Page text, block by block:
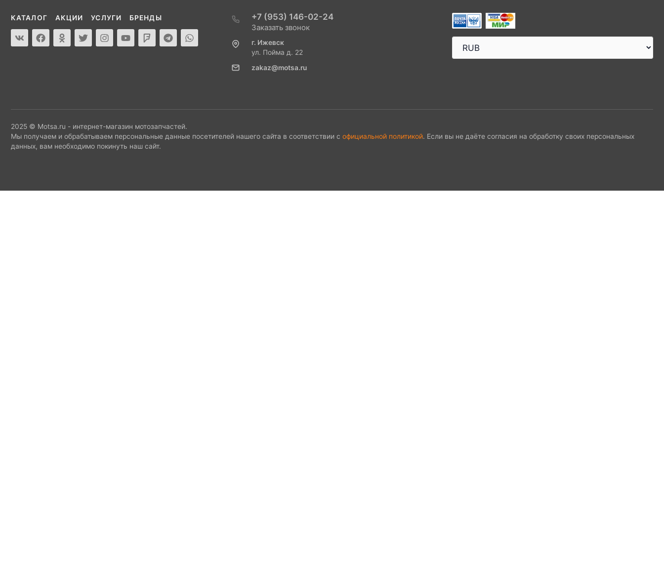
КАТАЛОГ АКЦИИ УСЛУГИ БРЕНДЫ +7 (953) 146-02-24
Заказать звонок
г. Ижевск
ул. Пойма д. 22
zakaz@motsa.ru
2025 © Motsa.ru - интернет-магазин мотозапчастей.
Мы получаем и обрабатываем персональные данные посетителей нашего сайта в соответствии с официальной политикой. Если вы не даёте согласия на обработку своих персональных
данных, вам необходимо покинуть наш сайт.